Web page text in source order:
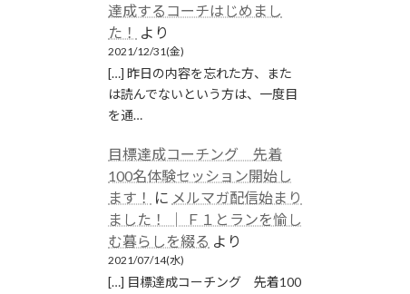
達成するコーチはじめまし
た！
より
2021/12/31(金)
[…] 昨日の内容を忘れた方、また
は読んでないという方は、一度目
を通…
目標達成コーチング 先着
100名体験セッション開始し
ます！
に メルマガ配信始まり
ました！ │ Ｆ１とランを愉し
む暮らしを綴る より
2021/07/14(水)
[…] 目標達成コーチング 先着100